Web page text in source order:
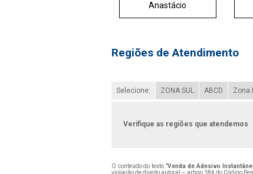
Anastácio
Regiões de Atendimento
Selecione: ZONA SUL ABCD Zona
Verifique as regiões que atendemos
O conteúdo do texto "Venda de Adesivo
violação de direito autoral – artigo 184 do Código